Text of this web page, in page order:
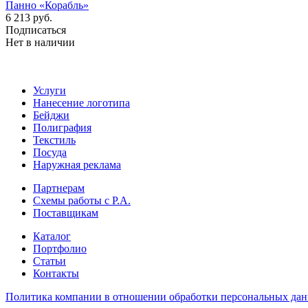
Панно «Корабль»
6 213 руб.
Подписаться
Нет в наличии
Услуги
Нанесение логотипа
Бейджи
Полиграфия
Текстиль
Посуда
Наружная реклама
Партнерам
Схемы работы с Р.А.
Поставщикам
Каталог
Портфолио
Статьи
Контакты
Политика компании в отношении обработки персональных